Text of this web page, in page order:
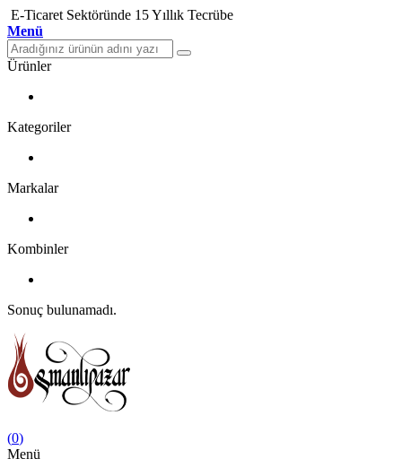
E-Ticaret Sektöründe 15 Yıllık Tecrübe
Menü
Ürünler
Kategoriler
Markalar
Kombinler
Sonuç bulunamadı.
(0)
Menü